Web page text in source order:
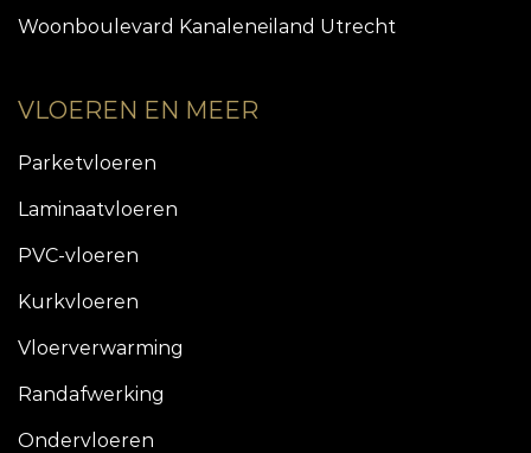
Woonboulevard Kanaleneiland Utrecht
VLOEREN EN MEER
Parketvloeren
Laminaatvloeren
PVC-vloeren
Kurkvloeren
Vloerverwarming
Randafwerking
Ondervloeren